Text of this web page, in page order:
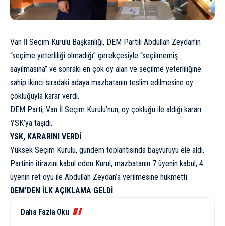
Van İl Seçim Kurulu Başkanlığı, DEM Partili Abdullah Zeydan’ın
“seçime yeterliliği olmadığı” gerekçesiyle “seçilmemiş
sayılmasına” ve sonraki en çok oy alan ve seçilme yeterliliğine
sahip ikinci sıradaki adaya mazbatanın teslim edilmesine oy
çokluğuyla karar verdi.
DEM Parti, Van İl Seçim Kurulu’nun, oy çokluğu ile aldığı kararı
YSK’ya taşıdı.
YSK, KARARINI VERDİ
Yüksek Seçim Kurulu, gündem toplantısında başvuruyu ele aldı.
Partinin itirazını kabul eden Kurul, mazbatanın 7 üyenin kabul, 4
üyenin ret oyu ile Abdullah Zeydan’a verilmesine hükmetti.
DEM’DEN İLK AÇIKLAMA GELDİ
Daha Fazla Oku